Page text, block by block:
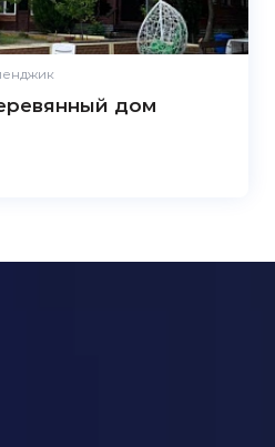
дом